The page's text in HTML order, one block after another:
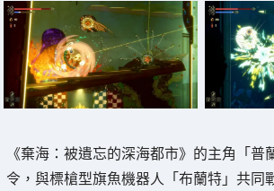
《棄海：被遺忘的深海都市》的主角「普
令，與標槍型旗魚機器人「布蘭特」共同